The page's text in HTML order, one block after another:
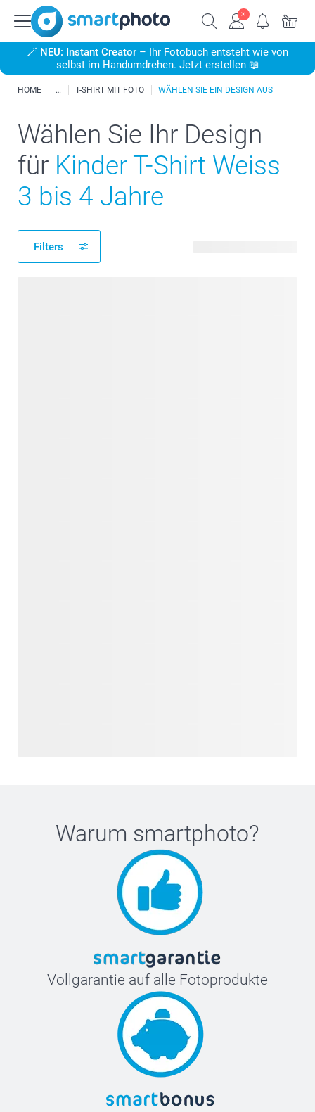
🪄 NEU: Instant Creator – Ihr Fotobuch entsteht wie von
selbst im Handumdrehen. Jetzt erstellen 📖
HOME T-SHIRT MIT FOTO WÄHLEN SIE EIN DESIGN AUS
Wählen Sie Ihr Design
für Kinder T-Shirt Weiss
3 bis 4 Jahre
Filters
Warum smartphoto?
Vollgarantie auf alle Fotoprodukte